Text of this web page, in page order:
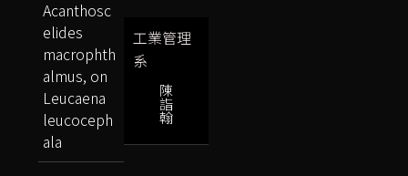
工業管理
系
陳
詣
翰
Acanthosc
elides
macrophth
almus, on
Leucaena
leucoceph
ala